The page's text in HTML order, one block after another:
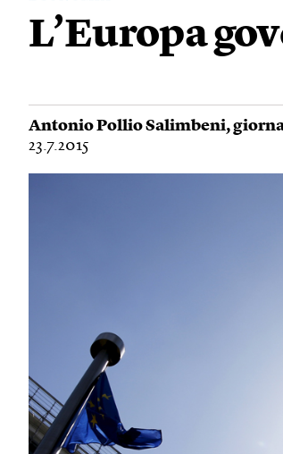
L’Europa
Antonio Pollio Salimbeni,
23.7.2015